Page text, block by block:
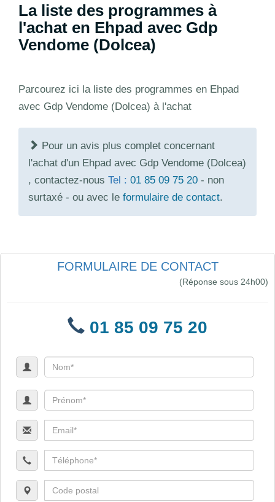
La liste des programmes à
l'achat en Ehpad avec Gdp
Vendome (Dolcea)
Parcourez ici la liste des programmes en Ehpad
avec Gdp Vendome (Dolcea) à l'achat
Pour un avis plus complet concernant
l'achat d'un Ehpad avec Gdp Vendome (Dolcea)
, contactez-nous Tel : 01 85 09 75 20 - non
surtaxé - ou avec le formulaire de contact.
FORMULAIRE DE CONTACT
(Réponse sous 24h00)
01 85 09 75 20